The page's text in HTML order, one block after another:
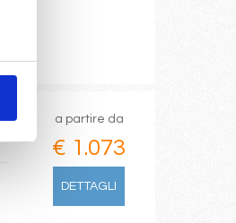
a partire da
€ 1.073
DETTAGLI